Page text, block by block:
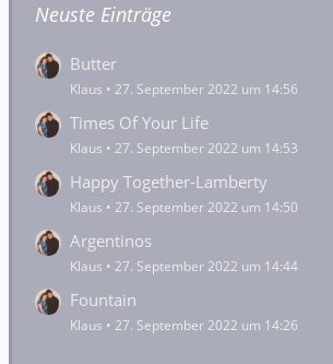
Neuste Einträge
Butter
Klaus 27. September 2022 um 14:56
Times Of Your Life
Klaus 27. September 2022 um 14:53
Happy Together-Lamberty
Klaus 27. September 2022 um 14:50
Argentinos
Klaus 27. September 2022 um 14:44
Fountain
Klaus 27. September 2022 um 14:26